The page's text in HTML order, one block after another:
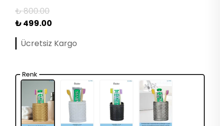
₺ 800.00
₺ 499.00
Ücretsiz Kargo
Renk